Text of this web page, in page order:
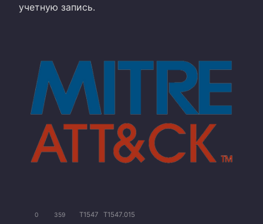
учетную запись.
0 359 T1547 T1547.015